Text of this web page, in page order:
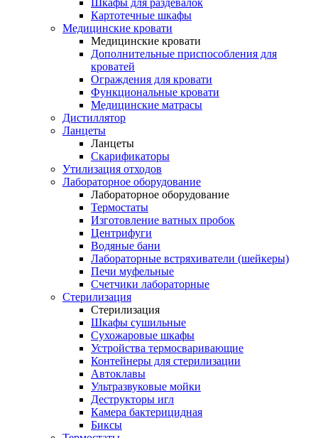
Шкафы для раздевалок
Картотечные шкафы
Медицинские кровати
Медицинские кровати
Дополнительные приспособления для
кроватей
Ограждения для кровати
Функциональные кровати
Медицинские матрасы
Дистиллятор
Ланцеты
Ланцеты
Скарификаторы
Утилизация отходов
Лабораторное оборудование
Лабораторное оборудование
Термостаты
Изготовление ватных пробок
Центрифуги
Водяные бани
Лабораторные встряхиватели (шейкеры)
Печи муфельные
Счетчики лабораторные
Стерилизация
Стерилизация
Шкафы сушильные
Сухожаровые шкафы
Устройства термосваривающие
Контейнеры для стерилизации
Автоклавы
Ультразвуковые мойки
Деструкторы игл
Камера бактерицидная
Биксы